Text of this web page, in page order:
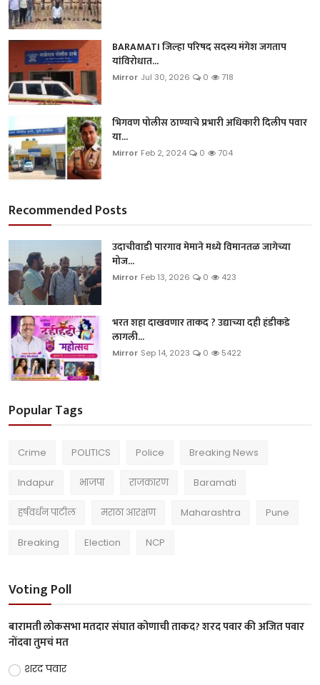
BARAMATI जिल्हा परिषद सदस्य मंगेश जगताप
यांविरोधात...
Mirror Jul 30, 2026 0 718
भिगवण पोलीस ठाण्याचे प्रभारी अधिकारी दिलीप पवार
या...
Mirror Feb 2, 2024 0 704
Recommended Posts
उदाचीवाडी पारगाव मेमाने मध्ये विमानतळ जागेच्या
मोज...
Mirror Feb 13, 2026 0 423
भरत शहा दाखवणार ताकद ? उद्याच्या दही हंडीकडे
लागली...
Mirror Sep 14, 2023 0 5422
Popular Tags
Crime POLITICS Police Breaking News
Indapur भाजपा राजकारण Baramati
हर्षवर्धन पाटील मराठा आरक्षण Maharashtra Pune
Breaking Election NCP
Voting Poll
बारामती लोकसभा मतदार संघात कोणाची ताकद? शरद पवार की अजित पवार
नोंदवा तुमचं मत
शरद पवार